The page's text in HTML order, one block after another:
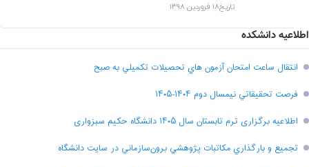
تاریخ۱۸ فروردین ۱۳۹۸
اطلاعیه دانشکده
انتقال ساعت امتحان آزمون هاي تحصيلات تکميلي به صبح
فرصت تحقيقاتي نیمسال دوم ۱۴۰۴-۱۴۰۵
اطلاعیه برگزاری ترم تابستان سال ۱۴۰۵ دانشگاه حکیم سبزواری
تجميع و بارگذاري مکاتبات پژوهشي برون‌سازماني در سايت دانشگاه